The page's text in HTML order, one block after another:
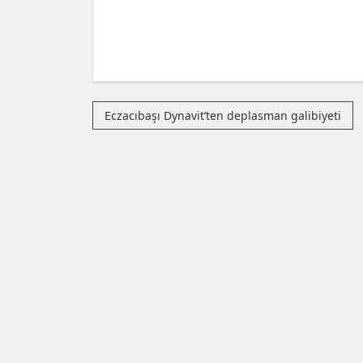
Eczacıbaşı Dynavit’ten deplasman galibiyeti